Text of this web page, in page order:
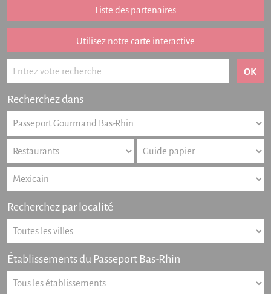
Listing des newsletters
Haut-Rhin
Offres numériques
Partenariat
FAQ
Livre d'or
Contact
Liste des partenaires
Utilisez notre carte interactive
Recherchez dans
Recherchez par localité
Établissements du Passeport Bas-Rhin